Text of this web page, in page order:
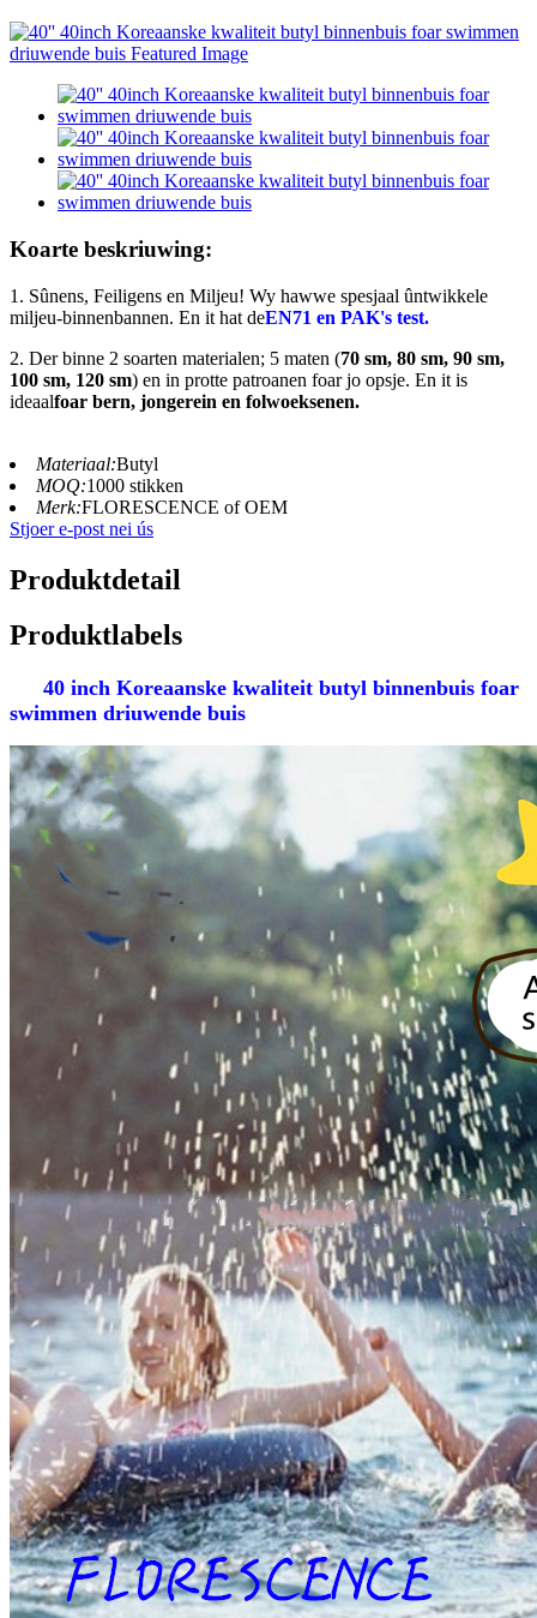
Koarte beskriuwing:
1. Sûnens, Feiligens en Miljeu! Wy hawwe spesjaal ûntwikkele
miljeu-binnenbannen. En it hat deEN71 en PAK's test.
2. Der binne 2 soarten materialen; 5 maten (70 sm, 80 sm, 90 sm,
100 sm, 120 sm) en in protte patroanen foar jo opsje. En it is
ideaalfoar bern, jongerein en folwoeksenen.
Materiaal:Butyl
MOQ:1000 stikken
Merk:FLORESCENCE of OEM
Stjoer e-post nei ús
Produktdetail
Produktlabels
40 inch Koreaanske kwaliteit butyl binnenbuis foar
swimmen driuwende buis